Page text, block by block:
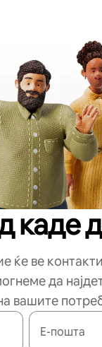
каде
ќе ве
да
вашите
Е-пошта